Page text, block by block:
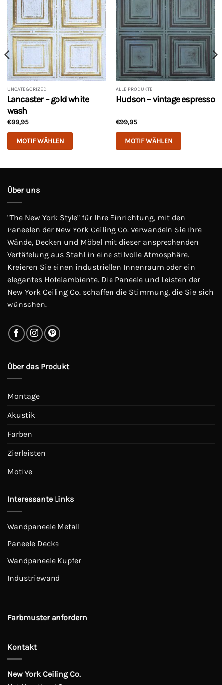
UNCATEGORIZED
Lancaster – gold white
wash
€99,95
MOTIF WÄHLEN
mehrere
Varianten
Die
Optionen
auf
der
Produktseite
gewählt
werden
ALLE PRODUKTE
Hudson – vintage espresso
€99,95
MOTIF WÄHLEN
Die
Optionen
auf
der
Produktseite
gewählt
werden
Über uns
"The New York Style" für Ihre Einrichtung, mit den
Paneelen der New York Ceiling Co. Verwandeln Sie Ihre
Wände, Decken und Möbel mit dieser ansprechenden
Vertäfelung aus Stahl in eine stilvolle Atmosphäre.
Kreieren Sie einen industriellen Innenraum oder ein
elegantes Hotelambiente. Die Paneele und Leisten der
New York Ceiling Co. schaffen die Stimmung, die Sie sich
wünschen.
Über das Produkt
Montage
Akustik
Farben
Zierleisten
Motive
Interessante Links
Wandpaneele Metall
Paneele Decke
Wandpaneele Kupfer
Industriewand
Farbmuster anfordern
Kontakt
New York Ceiling Co.